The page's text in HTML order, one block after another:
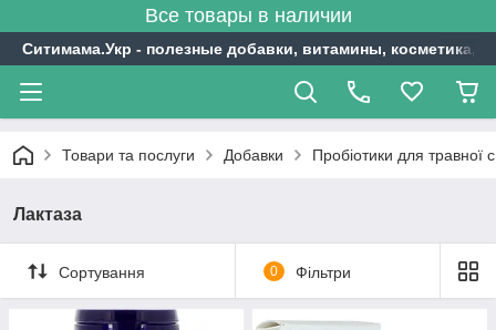
Все товары в наличии
Ситимама.Укр - полезные добавки, витамины, косметика,
Товари та послуги Добавки Пробіотики для
Лактаза
Сортування 0 Фільтри